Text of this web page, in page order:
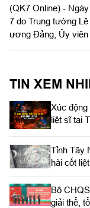
(QK7 Online) -
7 do Trung tướng
ương Đảng, Ủy viên
sử nơi thành lập
Ninh. Đồng chí Lê
UBND tỉnh Tây
TIN XEM
Xúc động
liệt sĩ tại
Tỉnh Tây
hài cốt
Bộ
giải thể,